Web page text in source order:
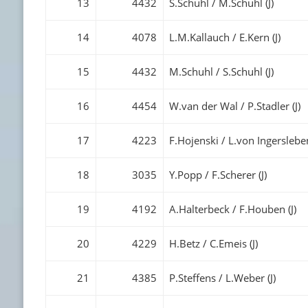
13 4432 S.Schuhl / M.Schuhl (J)
14 4078 L.M.Kallauch / E.Kern (J)
15 4432 M.Schuhl / S.Schuhl (J)
16 4454 W.van der Wal / P.Stadler (J)
17 4223 F.Hojenski / L.von
18 3035 Y.Popp / F.Scherer (J)
19 4192 A.Halterbeck / F.Houben (J)
20 4229 H.Betz / C.Emeis (J)
21 4385 P.Steffens / L.Weber (J)